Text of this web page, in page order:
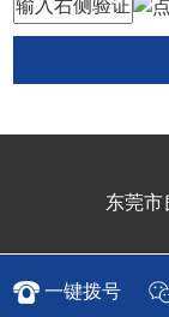
东莞
一键拨号